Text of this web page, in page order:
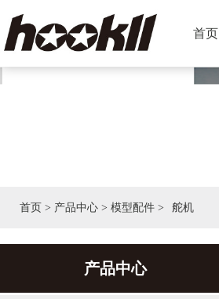
首页
首页 > 产品中心 > 模型配件 > 舵机
产品中心